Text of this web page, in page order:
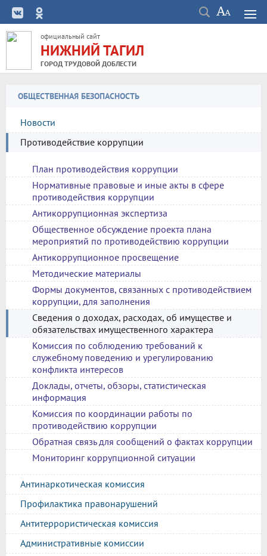
официальный сайт
НИЖНИЙ ТАГИЛ
ГОРОД ТРУДОВОЙ ДОБЛЕСТИ
ОБЩЕСТВЕННАЯ БЕЗОПАСНОСТЬ
Новости
Противодействие коррупции
План противодействия коррупции
Нормативные правовые и иные акты в сфере
противодействия коррупции
Антикоррупционная экспертиза
Общественное обсуждение проекта плана
мероприятий по противодействию коррупции
Антикоррупционное просвещение
Методические материалы
Формы документов, связанных с противодействием
коррупции, для заполнения
Сведения о доходах, расходах, об имуществе и
обязательствах имущественного характера
Комиссия по соблюдению требований к
служебному поведению и урегулированию
конфликта интересов
Доклады, отчеты, обзоры, статистическая
информация
Комиссия по координации работы по
противодействию коррупции
Обратная связь для сообщений о фактах коррупции
Мониторинг коррупционной ситуации
Антинаркотическая комиссия
Профилактика правонарушений
Антитеррористическая комиссия
Административные комиссии